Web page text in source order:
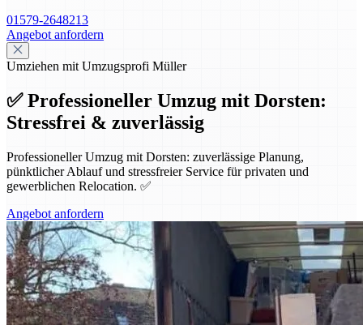
01579-2648213
Angebot anfordern
Umziehen mit Umzugsprofi Müller
✅ Professioneller Umzug mit Dorsten:
Stressfrei & zuverlässig
Professioneller Umzug mit Dorsten: zuverlässige Planung,
pünktlicher Ablauf und stressfreier Service für privaten und
gewerblichen Relocation. ✅
Angebot anfordern